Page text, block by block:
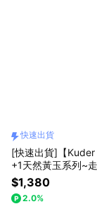
快速出貨
[快速出貨]【
+1天然黃玉系列~
大發天然黃玉飛天
買一對送一件招財
$1,380
2.0%